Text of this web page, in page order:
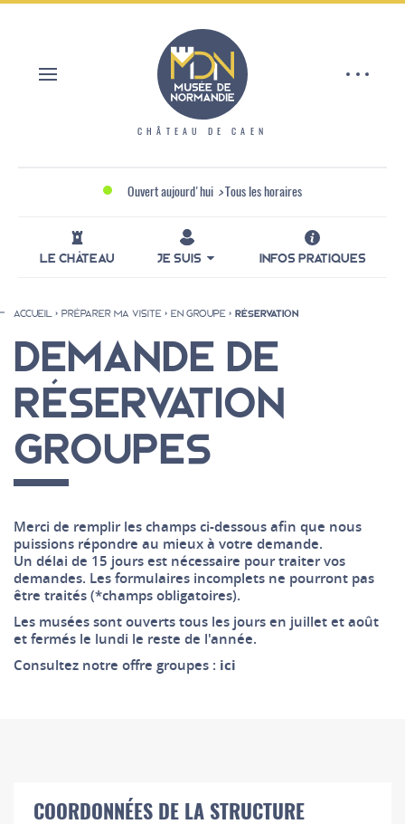
Aller
CHÂTEAU DE CAEN
Ouvert aujourd'hui > Tous les horaires
LE CHÂTEAU JE SUIS INFOS PRATIQUES
Fil
d'Ariane
ACCUEIL PRÉPARER MA VISITE EN GROUPE RÉSERVATION
DEMANDE DE
RÉSERVATION
GROUPES
Merci de remplir les champs ci-dessous afin que nous
puissions répondre au mieux à votre demande.
Un délai de 15 jours est nécessaire pour traiter vos
demandes. Les formulaires incomplets ne pourront pas
être traités (*champs obligatoires).
Les musées sont ouverts tous les jours en juillet et août
et fermés le lundi le reste de l'année.
Consultez notre offre groupes : ici
COORDONNÉES DE LA STRUCTURE
Panneau de gestion des cookies